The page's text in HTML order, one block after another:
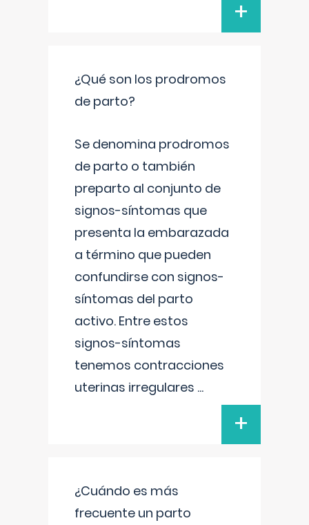
+
¿Qué son los prodromos
de parto?
Se denomina prodromos
de parto o también
preparto al conjunto de
signos-síntomas que
presenta la embarazada
a término que pueden
confundirse con signos-
síntomas del parto
activo. Entre estos
signos-síntomas
tenemos contracciones
uterinas irregulares ...
+
¿Cuándo es más
frecuente un parto